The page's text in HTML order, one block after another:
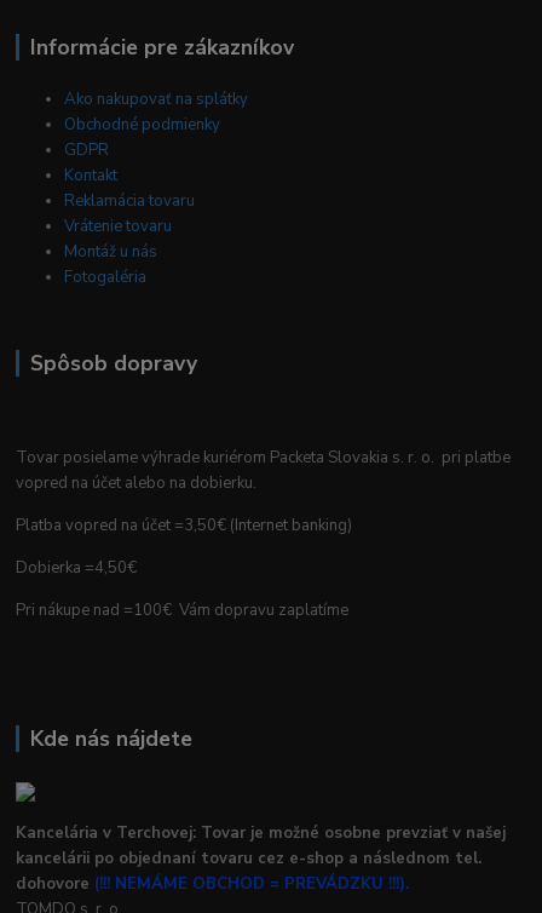
Informácie pre zákazníkov
Ako nakupovať na splátky
Obchodné podmienky
GDPR
Kontakt
Reklamácia tovaru
Vrátenie tovaru
Montáž u nás
Fotogaléria
Spôsob dopravy
Tovar posielame výhrade kuriérom Packeta Slovakia s. r. o. pri platbe
vopred na účet alebo na dobierku.
Platba vopred na účet =3,50€ (Internet banking)
Dobierka =4,50€
Pri nákupe nad =100€ Vám dopravu zaplatíme
Kde nás nájdete
Kancelária v Terchovej: Tovar je možné osobne prevziať v našej
kancelárii po objednaní tovaru cez e-shop a následnom tel.
dohovore (!!! NEMÁME OBCHOD = PREVÁDZKU !!!).